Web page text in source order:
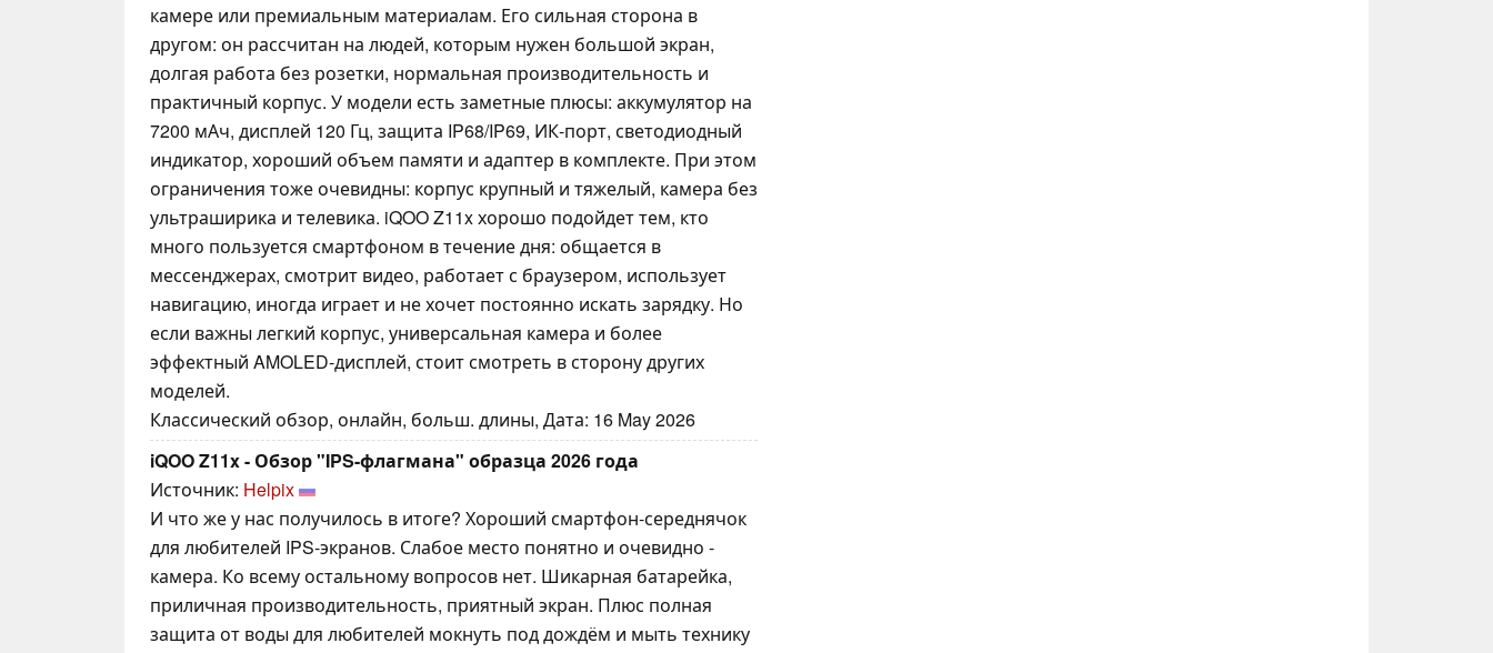
камере или премиальным материалам. Его сильная сторона в
другом: он рассчитан на людей, которым нужен большой экран,
долгая работа без розетки, нормальная производительность и
практичный корпус. У модели есть заметные плюсы: аккумулятор на
7200 мАч, дисплей 120 Гц, защита IP68/IP69, ИК-порт, светодиодный
индикатор, хороший объем памяти и адаптер в комплекте. При этом
ограничения тоже очевидны: корпус крупный и тяжелый, камера без
ультраширика и телевика. iQOO Z11x хорошо подойдет тем, кто
много пользуется смартфоном в течение дня: общается в
мессенджерах, смотрит видео, работает с браузером, использует
навигацию, иногда играет и не хочет постоянно искать зарядку. Но
если важны легкий корпус, универсальная камера и более
эффектный AMOLED-дисплей, стоит смотреть в сторону других
моделей.
Классический обзор, онлайн, больш. длины, Дата: 16 May 2026
iQOO Z11x - Обзор "IPS-флагмана" образца 2026 года
Источник: Helpix
И что же у нас получилось в итоге? Хороший смартфон-середнячок
для любителей IPS-экранов. Слабое место понятно и очевидно -
камера. Ко всему остальному вопросов нет. Шикарная батарейка,
приличная производительность, приятный экран. Плюс полная
защита от воды для любителей мокнуть под дождём и мыть технику